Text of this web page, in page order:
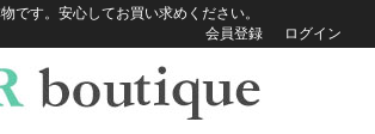
です。安心してお買い求めください。
会員登録
ログイン